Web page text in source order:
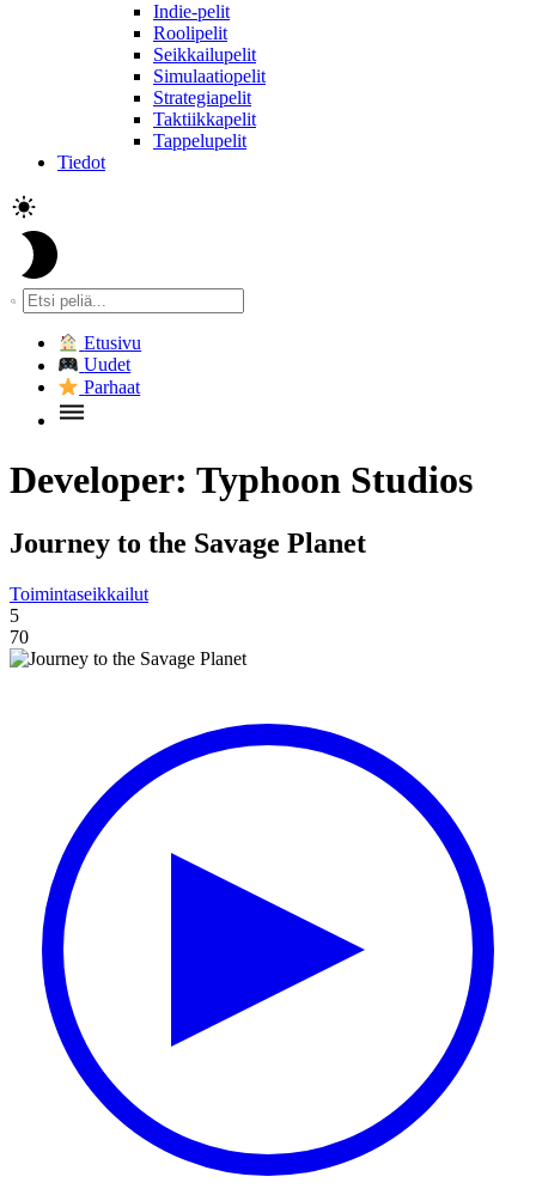
Indie-pelit
Roolipelit
Seikkailupelit
Simulaatiopelit
Strategiapelit
Taktiikkapelit
Tappelupelit
Tiedot
Etusivu
Uudet
Parhaat
Developer: Typhoon Studios
Journey to the Savage Planet
Toimintaseikkailut
5
70